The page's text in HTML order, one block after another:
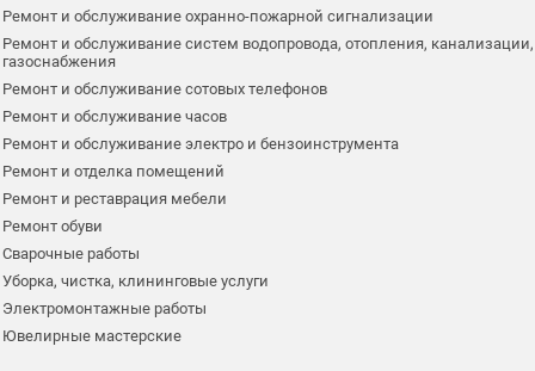
Ремонт и обслуживание охранно-пожарной сигнализации
Ремонт и обслуживание систем водопровода, отопления, канализации,
газоснабжения
Ремонт и обслуживание сотовых телефонов
Ремонт и обслуживание часов
Ремонт и обслуживание электро и бензоинструмента
Ремонт и отделка помещений
Ремонт и реставрация мебели
Ремонт обуви
Сварочные работы
Уборка, чистка, клининговые услуги
Электромонтажные работы
Ювелирные мастерские